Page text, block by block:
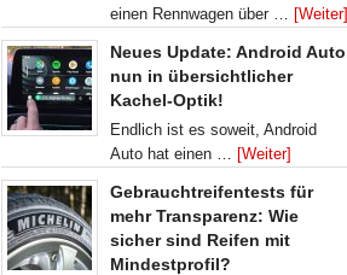
einen Rennwagen über … [Weiter]
Neues Update: Android Auto
nun in übersichtlicher
Kachel-Optik!
Endlich ist es soweit, Android
Auto hat einen … [Weiter]
Gebrauchtreifentests für
mehr Transparenz: Wie
sicher sind Reifen mit
Mindestprofil?